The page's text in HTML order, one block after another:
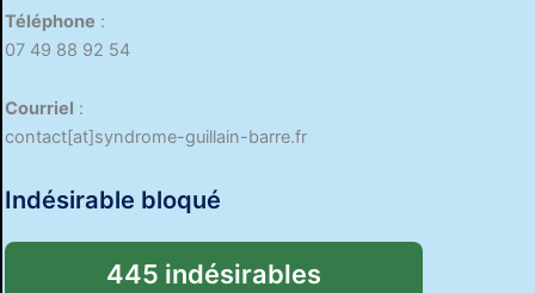
Téléphone :
07 49 88 92 54
Courriel :
contact[at]syndrome-guillain-barre.fr
Indésirable bloqué
445 indésirables